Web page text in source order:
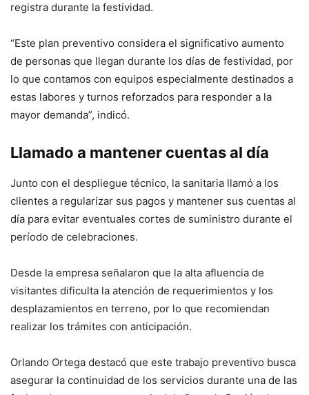
registra durante la festividad.
“Este plan preventivo considera el significativo aumento
de personas que llegan durante los días de festividad, por
lo que contamos con equipos especialmente destinados a
estas labores y turnos reforzados para responder a la
mayor demanda”, indicó.
Llamado a mantener cuentas al día
Junto con el despliegue técnico, la sanitaria llamó a los
clientes a regularizar sus pagos y mantener sus cuentas al
día para evitar eventuales cortes de suministro durante el
período de celebraciones.
Desde la empresa señalaron que la alta afluencia de
visitantes dificulta la atención de requerimientos y los
desplazamientos en terreno, por lo que recomiendan
realizar los trámites con anticipación.
Orlando Ortega destacó que este trabajo preventivo busca
asegurar la continuidad de los servicios durante una de las